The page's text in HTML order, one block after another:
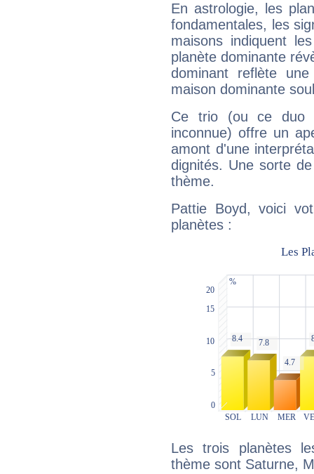
En astrologie, les
fondamentales, les
maisons indiquent
planète dominante
dominant reflète
maison dominante
Ce trio (ou ce duo
inconnue) offre un
amont d'une
dignités. Une sorte
thème.
Pattie Boyd, voici
planètes :
Les trois planètes
thème sont Saturne,